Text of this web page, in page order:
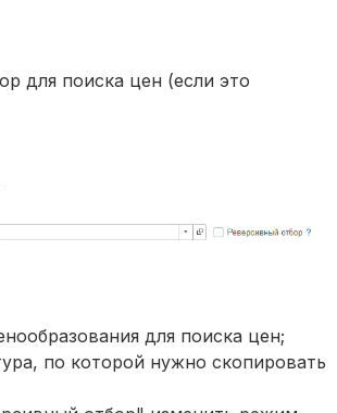
для поиска цен (если это
для поиска цен;
по которой нужно скопировать